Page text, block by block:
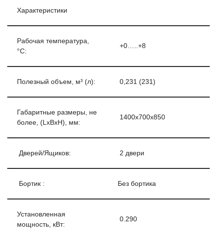
Характеристики
Рабочая температура,
°С:
+0…..+8
Полезный объем, м³ (л): 0,231 (231)
Габаритные размеры, не
более, (LxBxH), мм:
1400х700х850
Дверей/Ящиков: 2 двери
Бортик : Без бортика
Установленная
мощность, кВт:
0.290